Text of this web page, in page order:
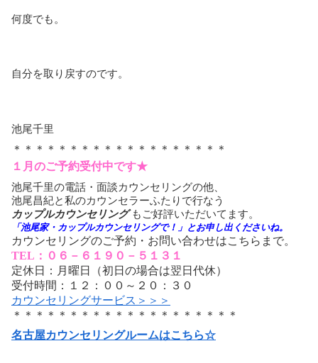
何度でも。
自分を取り戻すのです。
池尾千里
＊＊＊＊＊＊＊＊＊＊＊＊＊＊＊＊＊＊＊
１月のご予約受付中です★
池尾千里の電話・面談カウンセリングの他、
池尾昌紀と私のカウンセラーふたりで行なう
カップルカウンセリングもご好評いただいてます。
「池尾家・カップルカウンセリングで！」とお申し出くださいね。
カウンセリングのご予約・お問い合わせはこちらまで。
TEL：０６－６１９０－５１３１
定休日：月曜日（初日の場合は翌日代休）
受付時間：１２：００～２０：３０
カウンセリングサービス＞＞＞
＊＊＊＊＊＊＊＊＊＊＊＊＊＊＊＊＊＊＊＊
名古屋カウンセリングルームはこちら☆